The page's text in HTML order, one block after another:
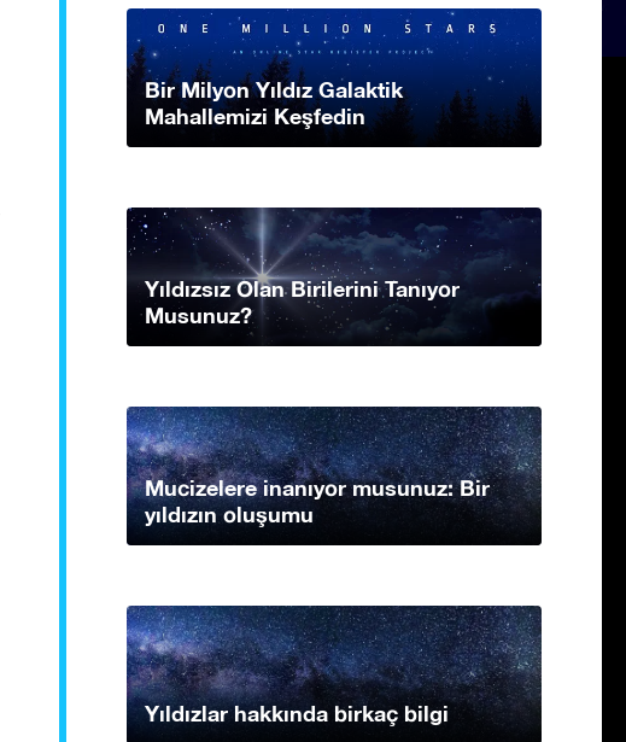
Bir Milyon Yıldız Galaktik
Mahallemizi Keşfedin
Yıldızsız Olan Birilerini Tanıyor
Musunuz?
Mucizelere inanıyor musunuz: Bir
yıldızın oluşumu
Yıldızlar hakkında birkaç bilgi